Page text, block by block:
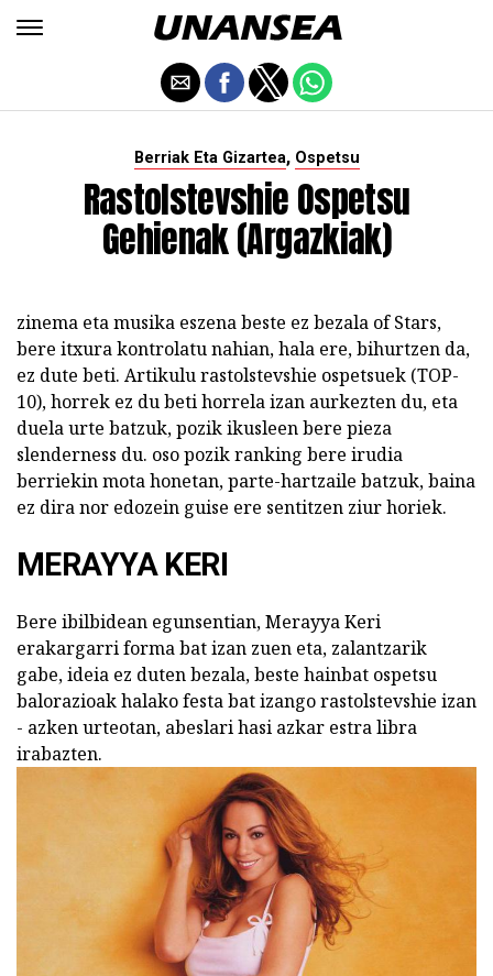
Berriak Eta Gizartea, Ospetsu
Rastolstevshie Ospetsu
Gehienak (argazkiak)
zinema eta musika eszena beste ez bezala of Stars,
bere itxura kontrolatu nahian, hala ere, bihurtzen da,
ez dute beti. Artikulu rastolstevshie ospetsuek (TOP-
10), horrek ez du beti horrela izan aurkezten du, eta
duela urte batzuk, pozik ikusleen bere pieza
slenderness du. oso pozik ranking bere irudia
berriekin mota honetan, parte-hartzaile batzuk, baina
ez dira nor edozein guise ere sentitzen ziur horiek.
MERAYYA KERI
Bere ibilbidean egunsentian, Merayya Keri
erakargarri forma bat izan zuen eta, zalantzarik
gabe, ideia ez duten bezala, beste hainbat ospetsu
balorazioak halako festa bat izango rastolstevshie izan
- azken urteotan, abeslari hasi azkar estra libra
irabazten.